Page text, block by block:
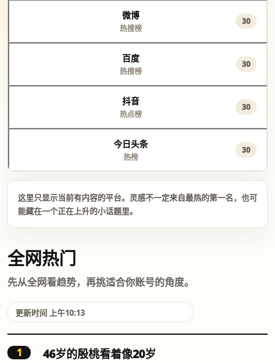
微博
热搜榜
30
百度
热搜榜
30
抖音
热点榜
30
今日头条
热榜
30
这里只显示当前有内容的平台。灵感不一定来自最热的第一名，也可
能藏在一个正在上升的小话题里。
全网热门
先从全网看趋势，再挑适合你账号的角度。
更新时间 上午10:13
1 46岁的殷桃看着像20岁